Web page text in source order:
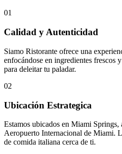
01
Calidad y Autenticidad
Siamo Ristorante ofrece una
enfocándose en ingredientes frescos
para deleitar tu paladar.
02
Ubicación Estrategica
Estamos ubicados en Miami Springs,
Aeropuerto Internacional de Miami.
de comida italiana cerca de ti.